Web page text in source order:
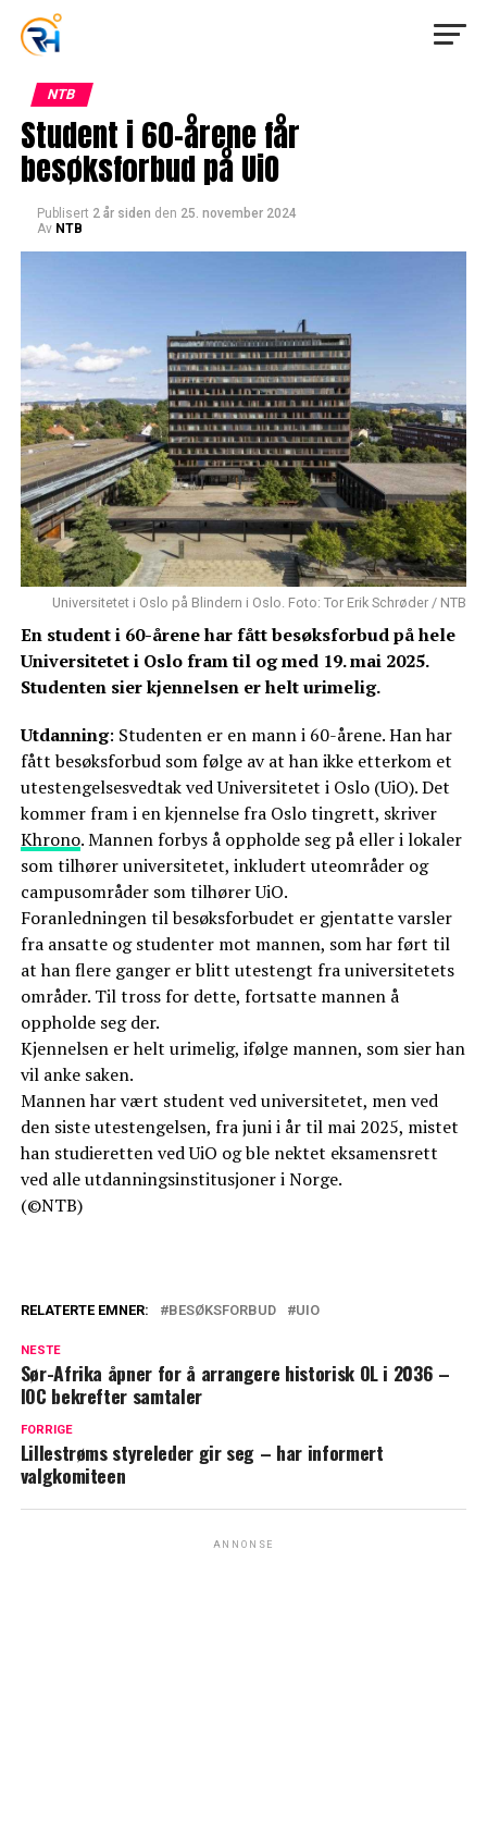
NTB
Student i 60-årene får
besøksforbud på UiO
Publisert 2 år siden den 25. november 2024
Av NTB
Universitetet i Oslo på Blindern i Oslo. Foto: Tor Erik Schrøder / NTB
En student i 60-årene har fått besøksforbud på hele
Universitetet i Oslo fram til og med 19. mai 2025.
Studenten sier kjennelsen er helt urimelig.
Utdanning: Studenten er en mann i 60-årene. Han har
fått besøksforbud som følge av at han ikke etterkom et
utestengelsesvedtak ved Universitetet i Oslo (UiO). Det
kommer fram i en kjennelse fra Oslo tingrett, skriver
Khrono. Mannen forbys å oppholde seg på eller i lokaler
som tilhører universitetet, inkludert uteområder og
campusområder som tilhører UiO.
Foranledningen til besøksforbudet er gjentatte varsler
fra ansatte og studenter mot mannen, som har ført til
at han flere ganger er blitt utestengt fra universitetets
områder. Til tross for dette, fortsatte mannen å
oppholde seg der.
Kjennelsen er helt urimelig, ifølge mannen, som sier han
vil anke saken.
Mannen har vært student ved universitetet, men ved
den siste utestengelsen, fra juni i år til mai 2025, mistet
han studieretten ved UiO og ble nektet eksamensrett
ved alle utdanningsinstitusjoner i Norge.
(©NTB)
RELATERTE EMNER: BESØKSFORBUD UIO
NESTE
Sør-Afrika åpner for å arrangere historisk OL i 2036 –
IOC bekrefter samtaler
FORRIGE
Lillestrøms styreleder gir seg – har informert
valgkomiteen
ANNONSE